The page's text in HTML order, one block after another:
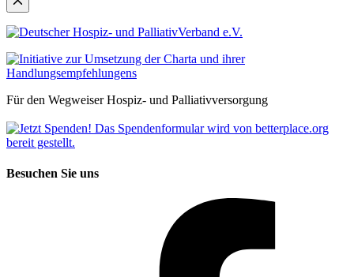
Für den Wegweiser Hospiz- und Palliativversorgung
Besuchen Sie uns